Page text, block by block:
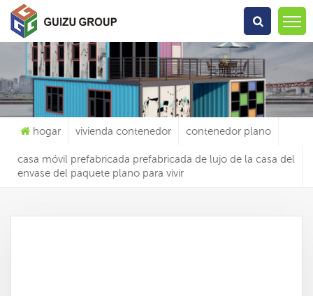
Qué Estás Buscando?
hogar vivienda contenedor contenedor plano
casa móvil prefabricada prefabricada de lujo de la casa del
envase del paquete plano para vivir